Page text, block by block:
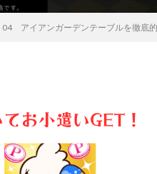
04 アイアンガーデンテーブルを徹底